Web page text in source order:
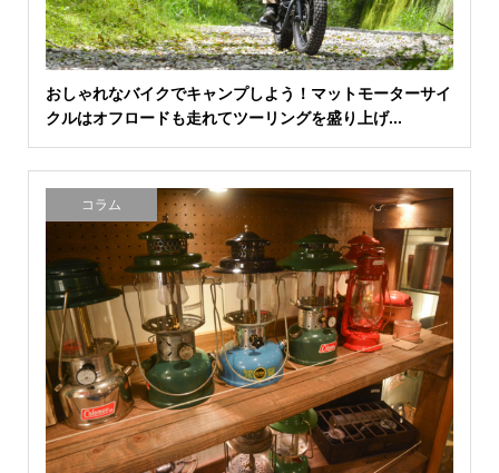
おしゃれなバイクでキャンプしよう！マットモーターサイ
クルはオフロードも走れてツーリングを盛り上げ...
コラム